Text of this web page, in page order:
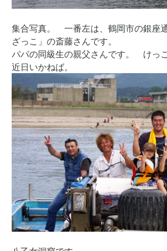
集合写真。 一番左は、鶴岡市の銀座
ざっこ」の斎藤さんです。
パパの同級生の親父さんです。 けっ
近日いかねば。